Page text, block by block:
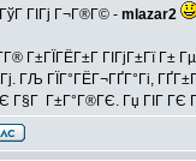
ГІГј Г¬Г®Г© - mlazar2
Г±ГЇГЁГ±Г ГІГјГ±Гї
ГЉ ГЇГ°ГЁГ¬ГҐГ°Гі,
Г§Г Г±Г°Г®ГЄ. Гџ ГІГ ГЄ